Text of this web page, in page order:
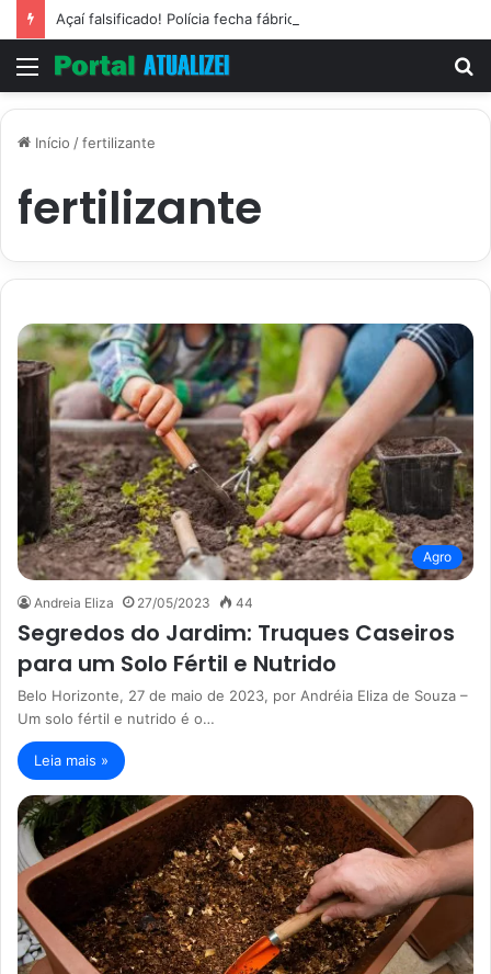
Açaí falsificado! Polícia fecha fábrica em Várzea Grande
Menu
Início /fertilizante
fertilizante
Agro
Andreia Eliza 27/05/2023 44
Segredos do Jardim: Truques Caseiros
para um Solo Fértil e Nutrido
Belo Horizonte, 27 de maio de 2023, por Andréia Eliza de Souza –
Um solo fértil e nutrido é o…
Leia mais »